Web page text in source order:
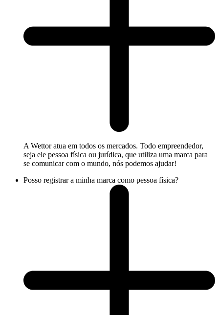
A Wettor atua em todos os mercados. Todo empreendedor,
seja ele pessoa física ou jurídica, que utiliza uma marca para
se comunicar com o mundo, nós podemos ajudar!
Posso registrar a minha marca como pessoa física?